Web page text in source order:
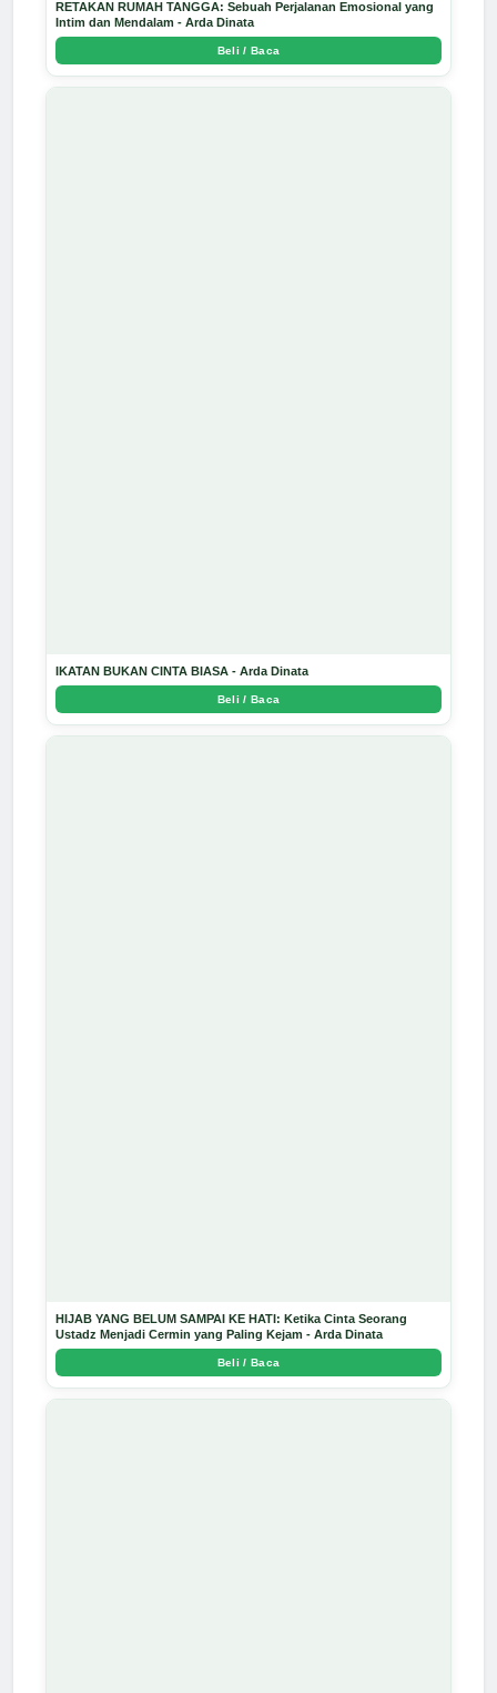
RETAKAN RUMAH TANGGA: Sebuah Perjalanan Emosional yang
Intim dan Mendalam - Arda Dinata
Beli / Baca
IKATAN BUKAN CINTA BIASA - Arda Dinata
Beli / Baca
HIJAB YANG BELUM SAMPAI KE HATI: Ketika Cinta Seorang
Ustadz Menjadi Cermin yang Paling Kejam - Arda Dinata
Beli / Baca